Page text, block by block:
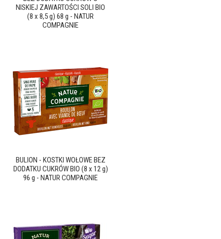
NISKIEJ ZAWARTOŚCI SOLI BIO
(8 x 8,5 g) 68 g - NATUR
COMPAGNIE
BULION - KOSTKI WOŁOWE BEZ
DODATKU CUKRÓW BIO (8 x 12 g)
96 g - NATUR COMPAGNIE